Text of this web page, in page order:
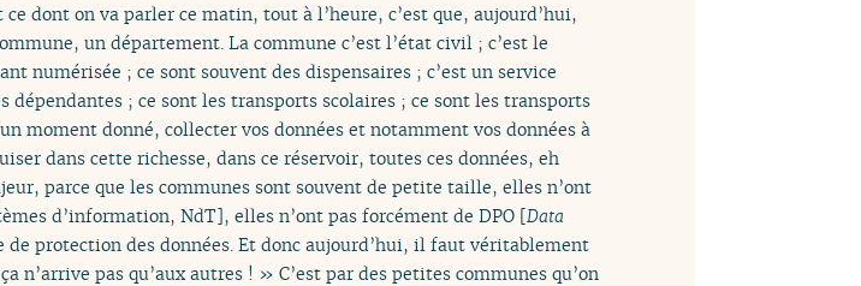
dont on va parler ce matin, tout à l’heure, c’est que, aujourd’hui,
un département. La commune c’est l’état civil ; c’est le
numérisée ; ce sont souvent des dispensaires ; c’est un service
dépendantes ; ce sont les transports scolaires ; ce sont les transports
moment donné, collecter vos données et notamment vos données à
dans cette richesse, dans ce réservoir, toutes ces données, eh
parce que les communes sont souvent de petite taille, elles n’ont
d’information, NdT], elles n’ont pas forcément de DPO [Data
protection des données. Et donc aujourd’hui, il faut véritablement
pas qu’aux autres ! » C’est par des petites communes qu’on